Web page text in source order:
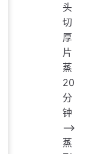
头
切
厚
片
蒸
20
分
钟
——>
蒸